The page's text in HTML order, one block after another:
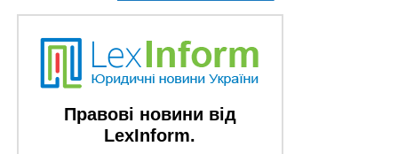
Правові новини від
LexInform.